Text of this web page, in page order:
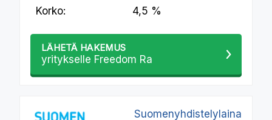
Korko: 4,5 %
LÄHETÄ HAKEMUS
yritykselle Freedom Ra
Suomenyhdistelylaina